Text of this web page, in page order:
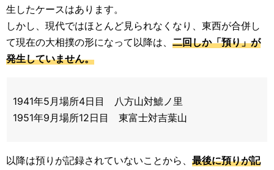
生したケースはあります。
しかし、現代ではほとんど見られなくなり、東西が合併し
て現在の大相撲の形になって以降は、 二回しか「預り」が
発生していません。
1941年5月場所4日目 八方山対鯱ノ里
1951年9月場所12日目 東富士対吉葉山
以降は預りが記録されていないことから、 最後に預りが記